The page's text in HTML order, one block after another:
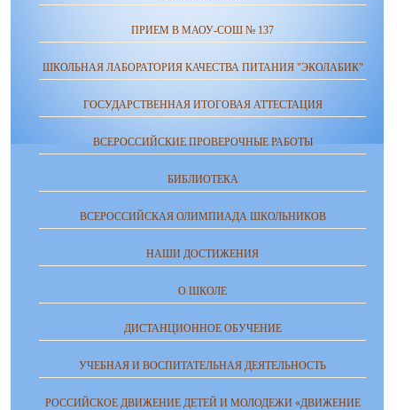
ПРИЕМ В МАОУ-СОШ № 137
ШКОЛЬНАЯ ЛАБОРАТОРИЯ КАЧЕСТВА ПИТАНИЯ "ЭКОЛАБИК"
ГОСУДАРСТВЕННАЯ ИТОГОВАЯ АТТЕСТАЦИЯ
ВСЕРОССИЙСКИЕ ПРОВЕРОЧНЫЕ РАБОТЫ
БИБЛИОТЕКА
ВСЕРОССИЙСКАЯ ОЛИМПИАДА ШКОЛЬНИКОВ
НАШИ ДОСТИЖЕНИЯ
О ШКОЛЕ
ДИСТАНЦИОННОЕ ОБУЧЕНИЕ
УЧЕБНАЯ И ВОСПИТАТЕЛЬНАЯ ДЕЯТЕЛЬНОСТЬ
РОССИЙСКОЕ ДВИЖЕНИЕ ДЕТЕЙ И МОЛОДЕЖИ «ДВИЖЕНИЕ